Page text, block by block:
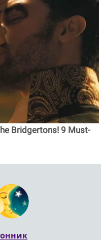
Bridgertons! 9 Must-